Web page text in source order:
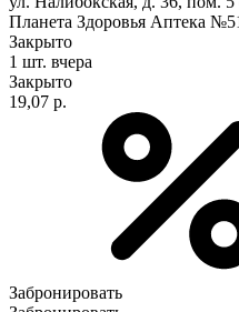
Планета Здоровья Аптека
Закрыто
1 шт. вчера
Закрыто
19,07 р.
Забронировать